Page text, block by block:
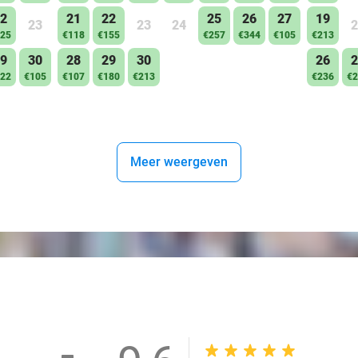
23
30
€105
21
€118
22
€155
23 24 25
€257
26
€344
27
€105
28
€107
29
€180
30
€213
19
€213
26
€236
Meer weergeven